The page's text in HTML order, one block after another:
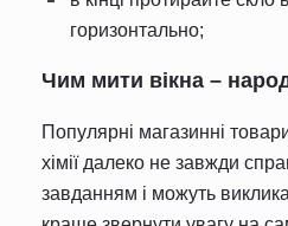
горизонтально;
Чим мити вікна –
Популярні магазинні
хімії далеко не завжди
завданням і можуть